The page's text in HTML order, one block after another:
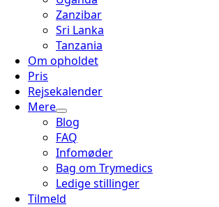
Zanzibar
Sri Lanka
Tanzania
Om opholdet
Pris
Rejsekalender
Mere
Blog
FAQ
Infomøder
Bag om Trymedics
Ledige stillinger
Tilmeld